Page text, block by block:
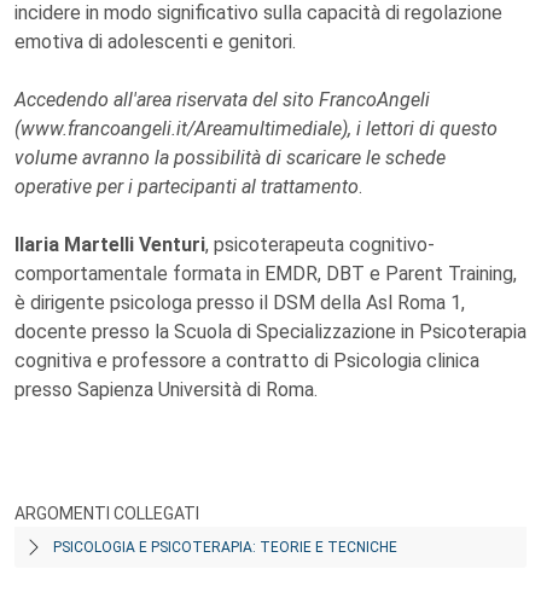
incidere in modo significativo sulla capacità di regolazione
emotiva di adolescenti e genitori.
Accedendo all'area riservata del sito FrancoAngeli
(www.francoangeli.it/Areamultimediale), i lettori di questo
volume avranno la possibilità di scaricare le schede
operative per i partecipanti al trattamento.
Ilaria Martelli Venturi, psicoterapeuta cognitivo-
comportamentale formata in EMDR, DBT e Parent Training,
è dirigente psicologa presso il DSM della Asl Roma 1,
docente presso la Scuola di Specializzazione in Psicoterapia
cognitiva e professore a contratto di Psicologia clinica
presso Sapienza Università di Roma.
ARGOMENTI COLLEGATI
PSICOLOGIA E PSICOTERAPIA: TEORIE E TECNICHE